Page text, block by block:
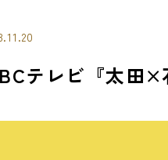
テレビ『太田×